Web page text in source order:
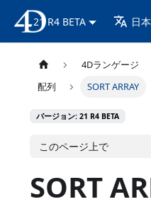
4D ドキュメンテーシ
21 R4 BETA 日
4Dランゲージ
配列
SORT ARRAY
バージョン: 21 R4 BETA
このページ上で
SORT